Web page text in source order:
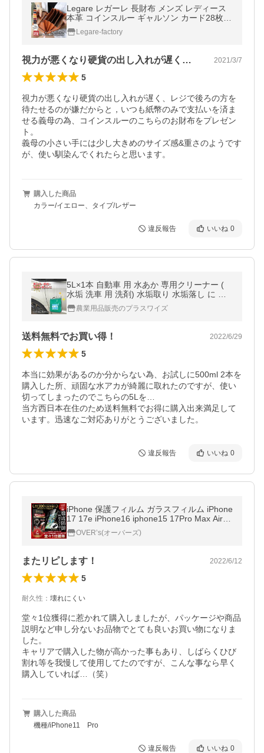
Legare レガーレ 長財布 メンズ レディース
本革 コインスルー ギャルソン カード28枚収
納 BOX型 小銭入れ 使いやすい
Legare-factory
視力が悪くなり硬貨の出し入れが遅く、レ… 2021/3/7
5
視力が悪くなり硬貨の出し入れが遅く、レジで後ろの方を
待たせるのが嫌だからと，いつも紙幣のみで支払いを済ま
せる義母の為、コインスルーのこちらのお財布をプレゼン
ト。
義母の小さい手には少し大きめのサイズ感&重さのようです
が、使い馴染んでくれたらと思います。
購入した商品
カラー/イエロー、タイプ/レザー
違反報告 いいね 0
5L×1本 自動車 用 水あか 専用クリーナー (
水垢 洗車 用 洗剤) 水垢取り 水垢落し に サ
ンエスエンジニアリング オK DZ
農業用品販売のプラスワイズ
送料無料でお買い得！ 2022/6/29
5
本当に効果があるのか分からない為、お試しに500ml 2本を
購入した所、頑固な水アカが綺麗に取れたのですが、使い
切ってしまったのでこちらの5Lを…
当方西日本在住のため送料無料でお得に購入出来満足して
います。迅速なご対応ありがとうございました。
違反報告 いいね 0
iPhone 保護フィルム ガラスフィルム iPhone
17 17e iPhone16 iphone15 17Pro Max Air 1
6e 14 SE 13 pro Max plus 11 12 mini SE3 1
0Hガラスザムライ アイフォン
OVER’s(オーバーズ)
またリピします！ 2022/6/12
5
耐久性 ： 壊れにくい
堂々1位獲得に惹かれて購入しましたが、パッケージや商品
説明など申し分ないお品物でとても良いお買い物になりま
した。
キャリアで購入した物が高かった事もあり、しばらくひび
割れ等を我慢して使用してたのですが、こんな事なら早く
購入した商品
機種/iPhone11 Pro
違反報告 いいね 0